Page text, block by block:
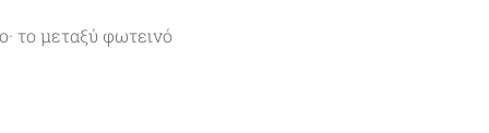
το μεταξύ φωτεινό